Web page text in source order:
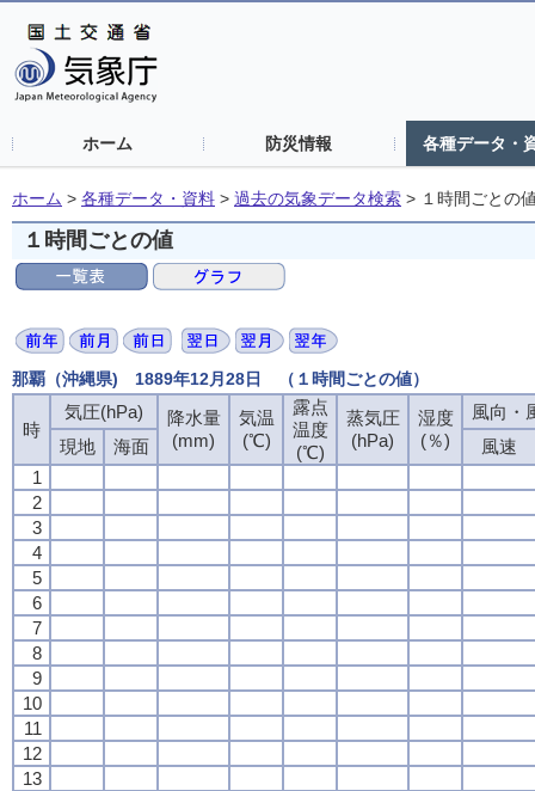
ホーム 防災情報 各種データ・
ホーム > 各種データ・資料 > 過去の気象データ検索 > １時間ごとの
１時間ごとの値
那覇（沖縄県) 1889年12月28日 （１時間ごとの値）
時
気圧(hPa)
降水量
(mm)
気温
(℃)
露点
温度
(℃)
蒸気圧
(hPa)
湿度
(％)
風向・
現地
海面
風速
1
2
3
4
5
6
7
8
9
10
11
12
13